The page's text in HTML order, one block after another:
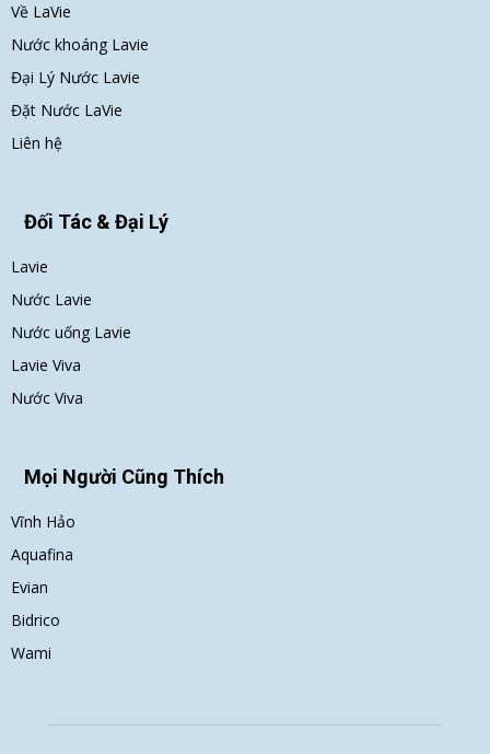
Về LaVie
Nước khoáng Lavie
Đại Lý Nước Lavie
Đặt Nước LaVie
Liên hệ
Đối Tác & Đại Lý
Lavie
Nước Lavie
Nước uống Lavie
Lavie Viva
Nước Viva
Mọi Người Cũng Thích
Vĩnh Hảo
Aquafina
Evian
Bidrico
Wami